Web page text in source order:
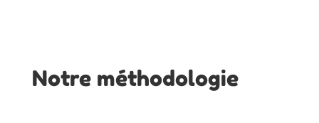
Notre méthodologie